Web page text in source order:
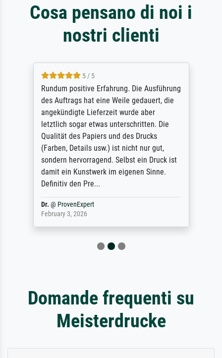
Cosa pensano di noi i
nostri clienti
5 / 5
Rundum positive Erfahrung. Die Ausführung
des Auftrags hat eine Weile gedauert, die
angekündigte Lieferzeit wurde aber
letztlich sogar etwas unterschritten. Die
Qualität des Papiers und des Drucks
(Farben, Details usw.) ist nicht nur gut,
sondern hervorragend. Selbst ein Druck ist
damit ein Kunstwerk im eigenen Sinne.
Definitiv den Pre...
Dr. @ ProvenExpert
February 3, 2026
Domande frequenti su
Meisterdrucke